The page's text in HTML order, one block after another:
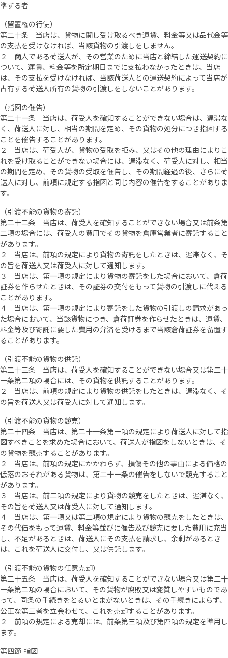
準ずる者
（留置権の行使）
第二十条 当店は、貨物に関し受け取るべき運賃、料金等又は品代金等
の支払を受けなければ、当該貨物の引渡しをしません。
２ 商人である荷送人が、その営業のために当店と締結した運送契約に
ついて、運賃、料金等を所定期日までに支払わなかったときは、当店
は、その支払を受けなければ、当該荷送人との運送契約によって当店が
占有する荷送人所有の貨物の引渡しをしないことがあります。
（指図の催告）
第二十一条 当店は、荷受人を確知することができない場合は、遅滞な
く、荷送人に対し、相当の期間を定め、その貨物の処分につき指図する
ことを催告することがあります。
２ 当店は、荷受人が、貨物の受取を拒み、又はその他の理由によりこ
れを受け取ることができない場合には、遅滞なく、荷受人に対し、相当
の期間を定め、その貨物の受取を催告し、その期間経過の後、さらに荷
送人に対し、前項に規定する指図と同じ内容の催告をすることがありま
す。
（引渡不能の貨物の寄託）
第二十二条 当店は、荷受人を確知することができない場合又は前条第
二項の場合には、荷受人の費用でその貨物を倉庫営業者に寄託すること
があります。
２ 当店は、前項の規定により貨物の寄託をしたときは、遅滞なく、そ
の旨を荷送人又は荷受人に対して通知します。
３ 当店は、第一項の規定により貨物の寄託をした場合において、倉荷
証券を作らせたときは、その証券の交付をもって貨物の引渡しに代える
ことがあります。
４ 当店は、第一項の規定により寄託をした貨物の引渡しの請求があっ
た場合において、当該貨物につき、倉荷証券を作らせたときは、運賃、
料金等及び寄託に要した費用の弁済を受けるまで当該倉荷証券を留置す
ることがあります。
（引渡不能の貨物の供託）
第二十三条 当店は、荷受人を確知することができない場合又は第二十
一条第二項の場合には、その貨物を供託することがあります。
２ 当店は、前項の規定により貨物の供託をしたときは、遅滞なく、そ
の旨を荷送人又は荷受人に対して通知します。
（引渡不能の貨物の競売）
第二十四条 当店は、第二十一条第一項の規定により荷送人に対して指
図すべきことを求めた場合において、荷送人が指図をしないときは、そ
の貨物を競売することがあります。
２ 当店は、前項の規定にかかわらず、損傷その他の事由による価格の
低落のおそれがある貨物は、第二十一条の催告をしないで競売すること
があります。
３ 当店は、前二項の規定により貨物の競売をしたときは、遅滞なく、
その旨を荷送人又は荷受人に対して通知します。
４ 当店は、第一項又は第二項の規定により貨物の競売をしたときは、
その代価をもって運賃、料金等並びに催告及び競売に要した費用に充当
し、不足があるときは、荷送人にその支払を請求し、余剰があるとき
は、これを荷送人に交付し、又は供託します。
（引渡不能の貨物の任意売却）
第二十五条 当店は、荷受人を確知することができない場合又は第二十
一条第二項の場合において、その貨物が腐敗又は変質しやすいものであ
って、同条の手続きをとるいとまがないときは、その手続きによらず、
公正な第三者を立会わせて、これを売却することがあります。
２ 前項の規定による売却には、前条第三項及び第四項の規定を準用し
ます。
第四節 指図